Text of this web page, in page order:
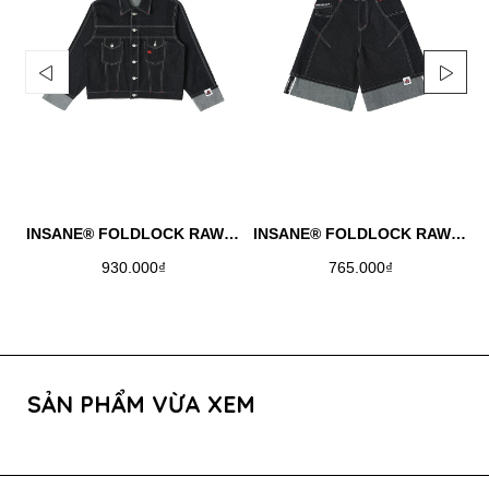
INSANE® FOLDLOCK RAW DENIM JACKET
930.000₫
INSANE® FOLDLOCK RAW DENIM JORTS
765.000₫
SẢN PHẨM VỪA XEM